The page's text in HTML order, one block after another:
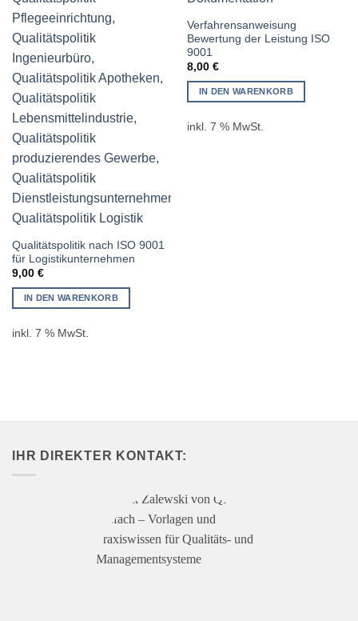
Qualitätspolitik nach ISO 9001
für Logistikunternehmen
9,00 €
IN DEN WARENKORB
inkl. 7 % MwSt.
Verfahrensanweisung
Bewertung der Leistung ISO
9001
8,00 €
IN DEN WARENKORB
inkl. 7 % MwSt.
IHR DIREKTER KONTAKT: